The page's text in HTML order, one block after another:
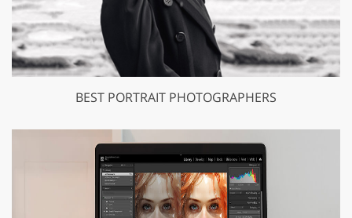
BEST PORTRAIT PHOTOGRAPHERS